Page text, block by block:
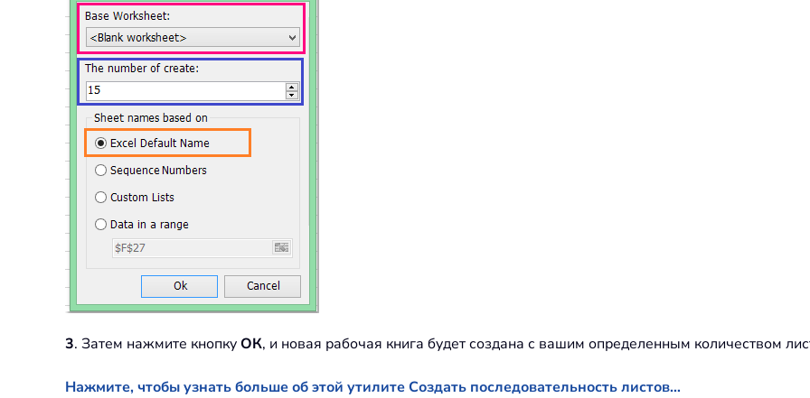
3. Затем нажмите кнопкуОК, и новая рабочая книга будет создана с вашим определенным количеством
Нажмите, чтобы узнать больше об этой утилите Создать последовательность листов…